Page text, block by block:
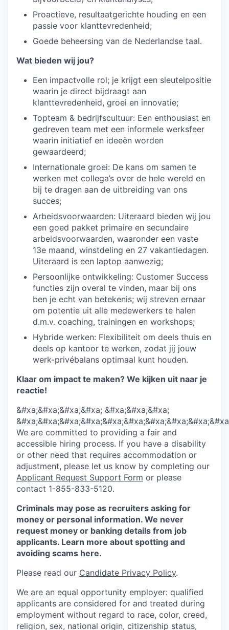
Proactieve, resultaatgerichte houding en een
passie voor klanttevredenheid;
Goede beheersing van de Nederlandse taal.
Wat bieden wij jou?
Een impactvolle rol; je krijgt een sleutelpositie
waarin je direct bijdraagt aan
klanttevredenheid, groei en innovatie;
Topteam & bedrijfscultuur: Een enthousiast en
gedreven team met een informele werksfeer
waarin initiatief en ideeën worden
gewaardeerd;
Internationale groei: De kans om samen te
werken met collega’s over de hele wereld en
bij te dragen aan de uitbreiding van ons
succes;
Arbeidsvoorwaarden: Uiteraard bieden wij jou
een goed pakket primaire en secundaire
arbeidsvoorwaarden, waaronder een vaste
13e maand, winstdeling en 27 vakantiedagen.
Uiteraard is een laptop aanwezig;
Persoonlijke ontwikkeling: Customer Success
functies zijn overal te vinden, maar bij ons
ben je echt van betekenis; wij streven ernaar
om potentie uit alle medewerkers te halen
d.m.v. coaching, trainingen en workshops;
Hybride werken: Flexibiliteit om deels thuis en
deels op kantoor te werken, zodat jij jouw
werk-privébalans optimaal kunt houden.
Klaar om impact te maken? We kijken uit naar je
reactie!
&#xa;&#xa;&#xa;&#xa; &#xa;&#xa;&#xa;
We are committed to providing a fair and
accessible hiring process. If you have a disability
or other need that requires accommodation or
adjustment, please let us know by completing our
Applicant Request Support Form or please
contact 1-855-833-5120.
Criminals may pose as recruiters asking for
money or personal information. We never
request money or banking details from job
applicants. Learn more about spotting and
avoiding scams here.
Please read our Candidate Privacy Policy.
We are an equal opportunity employer: qualified
applicants are considered for and treated during
employment without regard to race, color, creed,
religion, sex, national origin, citizenship status,